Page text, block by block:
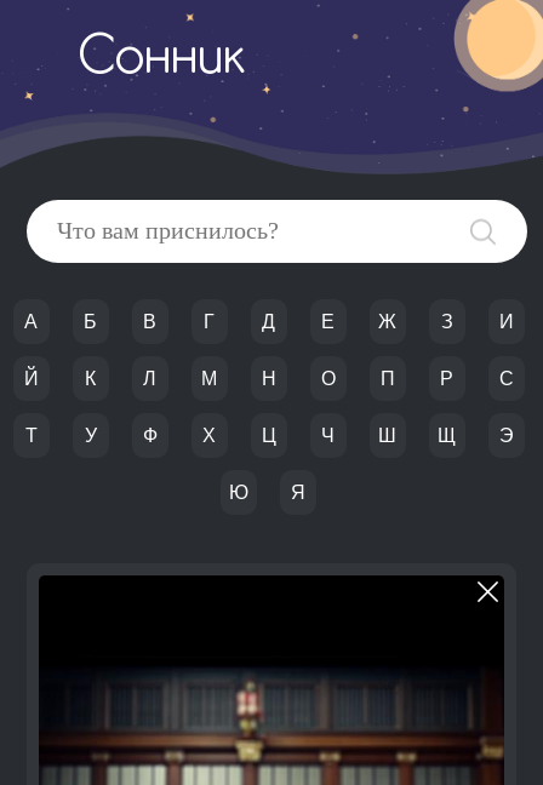
Сонник
А Б В Г Д Е Ж З И
Й К Л М Н О П Р С
Т У Ф Х Ц Ч Ш Щ Э
Ю Я